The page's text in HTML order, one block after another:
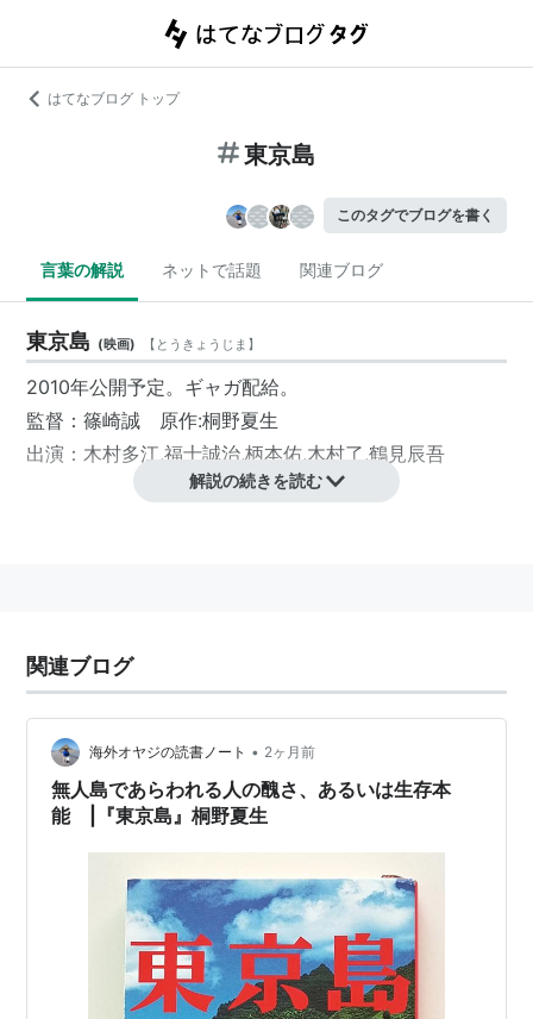
はてなブログ トップ
東京島
このタグでブログを書く
言葉の解説 ネットで話題 関連ブログ
東京島 (映画) 【 とうきょうじま 】
2010年公開予定。ギャガ配給。
監督：篠崎誠 原作:桐野夏生
出演：木村多江,福士誠治,柄本佑,木村了,鶴見辰吾
解説の続きを読む
関連ブログ
海外オヤジの読書ノート • 2ヶ月前
無人島であらわれる人の醜さ、あるいは生存本
能 |『東京島』桐野夏生